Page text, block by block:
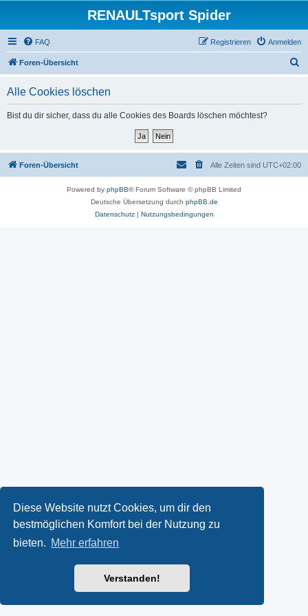
Diese Website nutzt Cookies, um dir den
bestmöglichen Komfort bei der Nutzung zu
bieten. Mehr erfahren
Verstanden!
RENAULTsport Spider
FAQ Anmelden
Registrieren
Foren-Übersicht
Alle Cookies löschen
Bist du dir sicher, dass du alle Cookies des Boards löschen möchtest?
Foren-Übersicht Alle Zeiten sind UTC+02:00
Powered by phpBB® Forum Software © phpBB Limited
Deutsche Übersetzung durch phpBB.de
Datenschutz| Nutzungsbedingungen